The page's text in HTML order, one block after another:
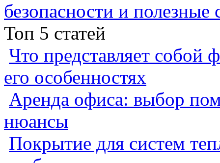
безопасности и полезные
Топ 5 статей
Что представляет собой
его особенностях
Аренда офиса: выбор
нюансы
Покрытие для систем